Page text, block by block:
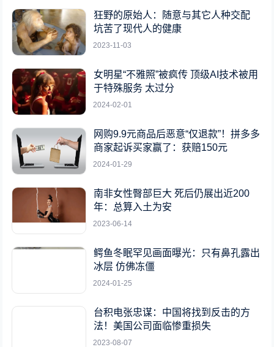
狂野的原始人：随意与其它人种交配
坑苦了现代人的健康
2023-11-03
女明星“不雅照”被疯传 顶级AI技术被用
于特殊服务 太过分
2024-02-01
网购9.9元商品后恶意“仅退款”！拼多多
商家起诉买家赢了：获赔150元
2024-01-29
南非女性臀部巨大 死后仍展出近200
年：总算入土为安
2023-06-14
鳄鱼冬眠罕见画面曝光：只有鼻孔露出
冰层 仿佛冻僵
2024-01-25
台积电张忠谋：中国将找到反击的方
法！美国公司面临惨重损失
2023-08-07